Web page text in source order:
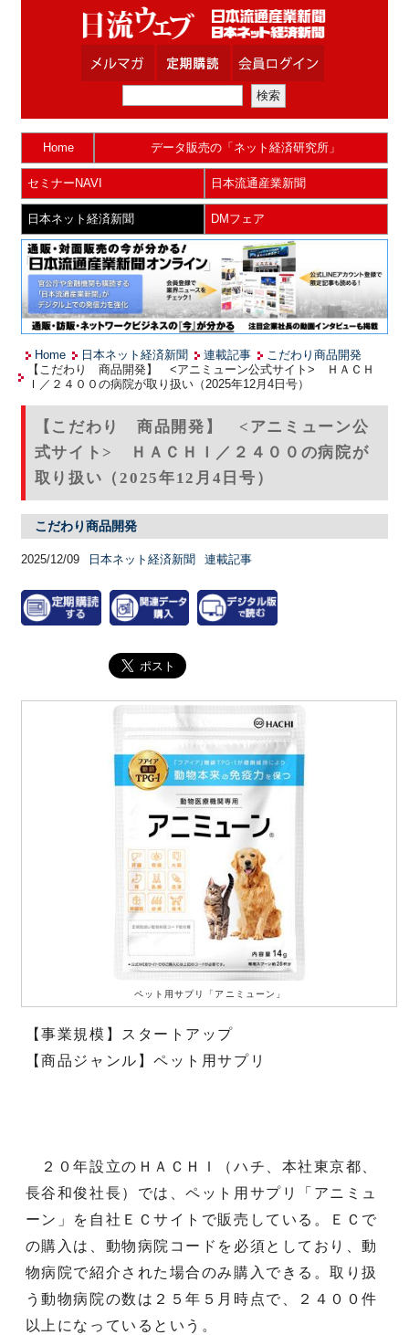
Home データ販売の「ネット経済研究所」
セミナーNAVI 日本流通産業新聞
日本ネット経済新聞 DMフェア
Home 日本ネット経済新聞 連載記事
こだわり商品開発
【こだわり 商品開発】 <アニミューン公式サイト> ＨＡＣＨ
Ｉ／２４００の病院が取り扱い（2025年12月4日号）
【こだわり 商品開発】 <アニミューン公
式サイト> ＨＡＣＨＩ／２４００の病院が
取り扱い（2025年12月4日号）
こだわり商品開発
2025/12/09 日本ネット経済新聞 連載記事
ペット用サプリ「アニミューン」
【事業規模】スタートアップ
【商品ジャンル】ペット用サプリ
２０年設立のＨＡＣＨＩ（ハチ、本社東京都、
長谷和俊社長）では、ペット用サプリ「アニミュ
ーン」を自社ＥＣサイトで販売している。ＥＣで
の購入は、動物病院コードを必須としており、動
物病院で紹介された場合のみ購入できる。取り扱
う動物病院の数は２５年５月時点で、２４００件
以上になっているという。